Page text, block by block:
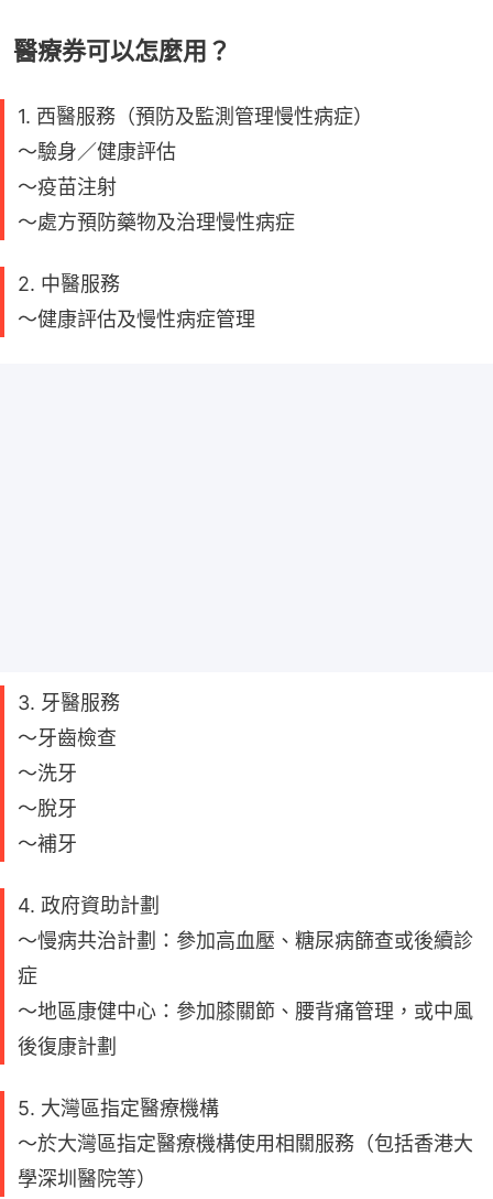
醫療券可以怎麼用？
1. 西醫服務（預防及監測管理慢性病症）
～驗身／健康評估
～疫苗注射
～處方預防藥物及治理慢性病症
2. 中醫服務
～健康評估及慢性病症管理
3. 牙醫服務
～牙齒檢查
～洗牙
～脫牙
～補牙
4. 政府資助計劃
～慢病共治計劃：參加高血壓、糖尿病篩查或後續診
症
～地區康健中心：參加膝關節、腰背痛管理，或中風
後復康計劃
5. 大灣區指定醫療機構
～於大灣區指定醫療機構使用相關服務（包括香港大
學深圳醫院等）